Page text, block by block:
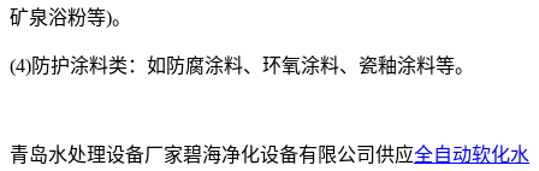
矿泉浴粉等)。
(4)防护涂料类：如防腐涂料、环氧涂料、瓷釉涂料等。
青岛水处理设备厂家碧海净化设备有限公司供应全自动软化水